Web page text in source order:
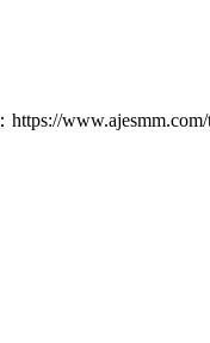
www.ajesmm.com/